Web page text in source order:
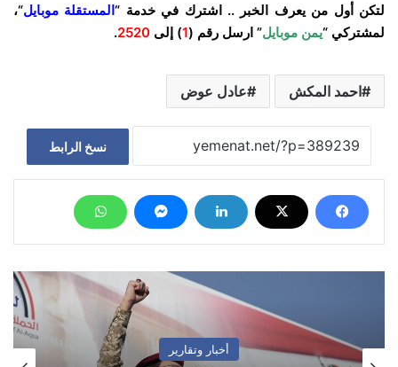
لتكن أول من يعرف الخبر .. اشترك في خدمة “المستقلة موبايل“،
لمشتركي “يمن موبايل” ارسل رقم (1) إلى 2520
.
احمد المكش عادل عوض
نسخ الرابط
أخبار وتقارير